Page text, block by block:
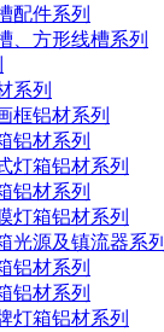
配件系列
、方形线槽系列
系列
框铝材系列
铝材系列
灯箱铝材系列
铝材系列
灯箱铝材系列
光源及镇流器系列
铝材系列
铝材系列
灯箱铝材系列